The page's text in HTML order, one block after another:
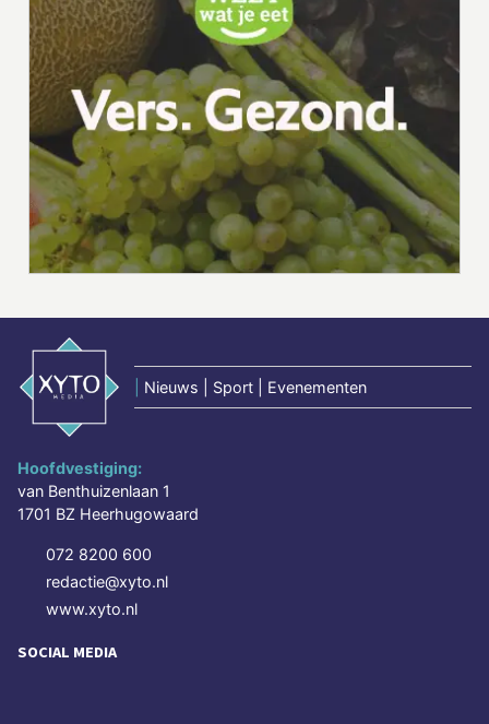
Nieuws | Sport | Evenementen
Hoofdvestiging:
van Benthuizenlaan 1
1701 BZ Heerhugowaard
072 8200 600
redactie@xyto.nl
www.xyto.nl
SOCIAL MEDIA